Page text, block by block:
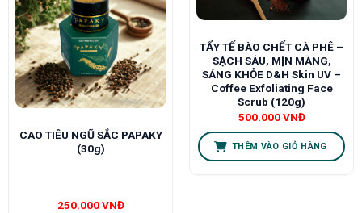
CAO TIÊU NGŨ SẮC PAPAKY
(30g)
250.000VNĐ
TẨY TẾ BÀO CHẾT CÀ PHÊ –
SẠCH SÂU, MỊN MÀNG,
SÁNG KHỎE D&H Skin UV –
Coffee Exfoliating Face
Scrub (120g)
500.000VNĐ
THÊM VÀO GIỎ HÀNG